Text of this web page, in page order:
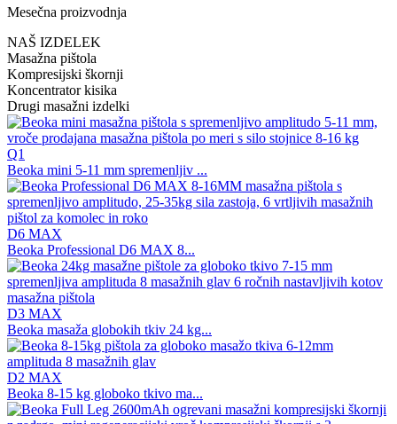
Mesečna proizvodnja
NAŠ IZDELEK
Masažna pištola
Kompresijski škornji
Koncentrator kisika
Drugi masažni izdelki
Q1
Beoka mini 5-11 mm spremenljiv ...
D6 MAX
Beoka Professional D6 MAX 8...
D3 MAX
Beoka masaža globokih tkiv 24 kg...
D2 MAX
Beoka 8-15 kg globoko tkivo ma...